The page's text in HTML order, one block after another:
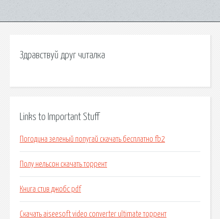
Здравствуй друг читалка
Links to Important Stuff
Погодина зеленый попугай скачать бесплатно fb2
Полу нельсон скачать торрент
Книга стив джобс pdf
Скачать aiseesoft video converter ultimate торрент